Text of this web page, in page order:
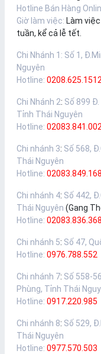
Hotline Bán Hàng
Giờ làm việc: Làm
tuần, kể cả lễ tết.
Chi Nhánh 1 : Số 1,
Nguyên
Hotline:
Chi Nhánh 2: Số 899
Tỉnh Thái Nguyên
Hotline:
Chi nhánh 3: Số 568,
Thái Nguyên
Hotline: 02083.849.168
Chi nhánh 4: Số 442,
Thái Nguyên (Gang
Hotline: 02083.836.368
Chi nhánh 5: Số 47,
Hotline: 0976.788.552
Chi nhánh 7: Số 558-
Phùng, Tỉnh Thái
Hotline: 0917.220.985
Chi nhánh 8: Số 529,
Thái Nguyên
Hotline: 0977.570.503